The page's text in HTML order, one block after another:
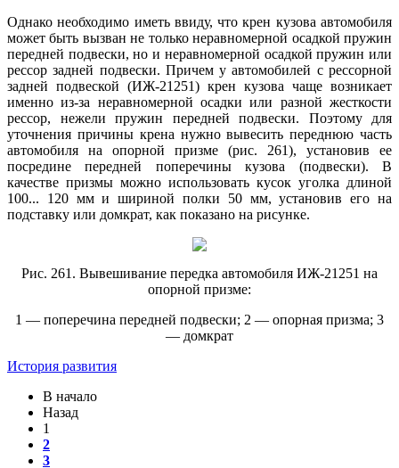
Однако необходимо иметь ввиду, что крен кузова автомобиля
может быть вызван не только неравномерной осадкой пружин
передней подвески, но и неравномерной осадкой пружин или
рессор задней подвески. Причем у автомобилей с рессорной
задней подвеской (ИЖ-21251) крен кузова чаще возникает
именно из-за неравномерной осадки или разной жесткости
рессор, нежели пружин передней подвески. Поэтому для
уточнения причины крена нужно вывесить переднюю часть
автомобиля на опорной призме (рис. 261), установив ее
посредине передней поперечины кузова (подвески). В
качестве призмы можно использовать кусок уголка длиной
100... 120 мм и шириной полки 50 мм, установив его на
подставку или домкрат, как показано на рисунке.
Рис. 261. Вывешивание передка автомобиля ИЖ-21251 на
опорной призме:
1 — поперечина передней подвески; 2 — опорная призма; 3
— домкрат
История развития
В начало
Назад
1
2
3